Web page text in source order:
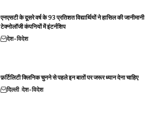
एनएसटी के दूसरे वर्ष के 93 प्रतिशत विद्यार्थियों ने हासिल की जानीमानी
टेक्नोलॉजी कंपनियों में इंटर्नशिप
देश-विदेश
फ़र्टिलिटी क्लिनिक चुनने से पहले इन बातों पर जरूर ध्यान देना चाहिए
दिल्ली देश-विदेश